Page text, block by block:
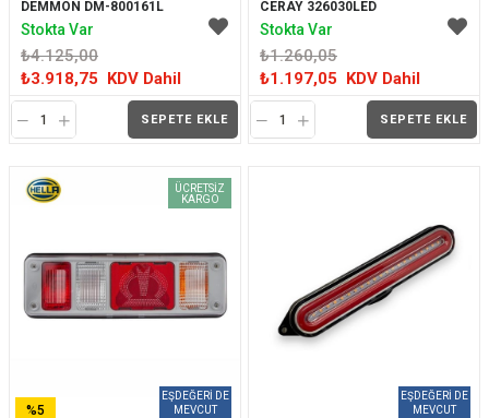
DEMMON DM-800161L
₺4.125,00
₺3.918,75 KDV Dahil
SEPETE EKLE
Stokta Var
CERAY 326030LED
₺1.260,05
₺1.197,05 KDV Dahil
SEPETE EKLE
Stokta Var
%5
ÜCRETSIZ
KARGO